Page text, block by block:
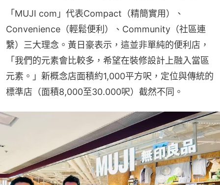
「MUJI com」代表Compact（精簡實用）、
Convenience（輕鬆便利）、Community（社區連
繫）三大理念。黃日豪表示，這並非單純的便利店，
「我們的元素會比較多，希望在裝修設計上融入當區
元素。」新概念店面積約1,000平方呎，定位與傳統的
標準店（面積8,000至30.000呎）截然不同。